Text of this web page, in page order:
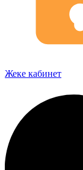
Жеке кабинет